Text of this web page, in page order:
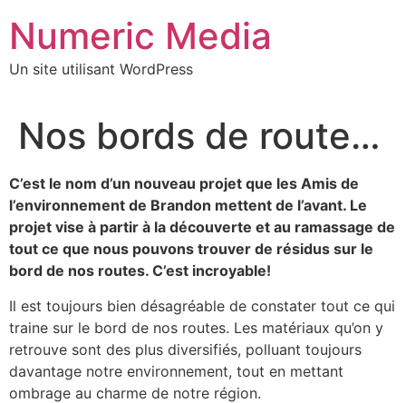
contenu
Numeric Media
Un site utilisant WordPress
Nos bords de route…
C’est le nom d’un nouveau projet que les Amis de
l’environnement de Brandon mettent de l’avant. Le
projet vise à partir à la découverte et au ramassage de
tout ce que nous pouvons trouver de résidus sur le
bord de nos routes. C’est incroyable!
Il est toujours bien désagréable de constater tout ce qui
traine sur le bord de nos routes. Les matériaux qu’on y
retrouve sont des plus diversifiés, polluant toujours
davantage notre environnement, tout en mettant
ombrage au charme de notre région.